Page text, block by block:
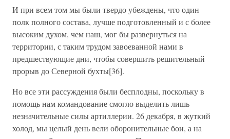
И при всем том мы были твердо убеждены, что один
полк полного состава, лучше подготовленный и с более
высоким духом, чем наш, мог бы развернуться на
территории, с таким трудом завоеванной нами в
предшествующие дни, чтобы совершить решительный
прорыв до Северной бухты[36].
Но все эти рассуждения были бесплодны, поскольку в
помощь нам командование смогло выделить лишь
незначительные силы артиллерии. 26 декабря, в жуткий
холод, мы целый день вели оборонительные бои, а на